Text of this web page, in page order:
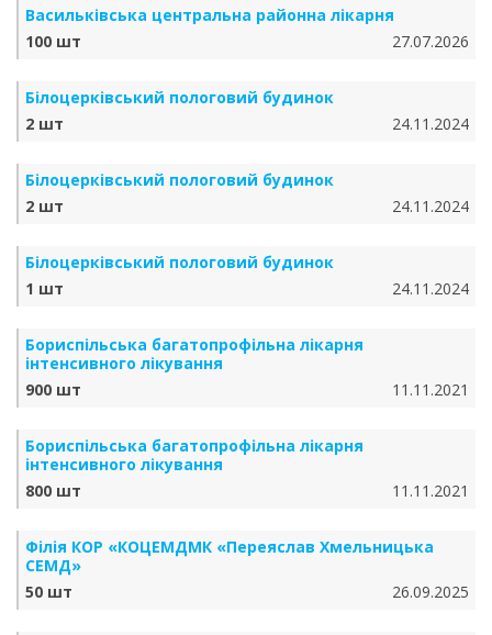
Васильківська центральна районна лікарня
100 шт
27.07.2026
Білоцерківський пологовий будинок
2 шт
24.11.2024
Білоцерківський пологовий будинок
2 шт
24.11.2024
Білоцерківський пологовий будинок
1 шт
24.11.2024
Бориспільська багатопрофільна лікарня
інтенсивного лікування
900 шт
11.11.2021
Бориспільська багатопрофільна лікарня
інтенсивного лікування
800 шт
11.11.2021
Філія КОР «КОЦЕМДМК «Переяслав Хмельницька
СЕМД»
50 шт
26.09.2025